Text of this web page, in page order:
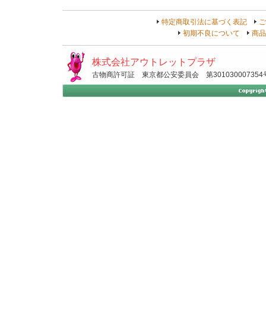
特定商取引法に基づく表記
初期不良について
商
株式会社アウトレットプラザ
古物商許可証 東京都公安委員会 第301030007354